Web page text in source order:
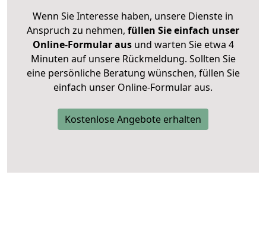
Wenn Sie Interesse haben, unsere Dienste in
Anspruch zu nehmen, füllen Sie einfach unser
Online-Formular ausund warten Sie etwa 4
Minuten auf unsere Rückmeldung. Sollten Sie
eine persönliche Beratung wünschen, füllen Sie
einfach unser Online-Formular aus.
Kostenlose Angebote erhalten